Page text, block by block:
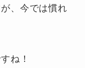
、今では慣れ
ね！